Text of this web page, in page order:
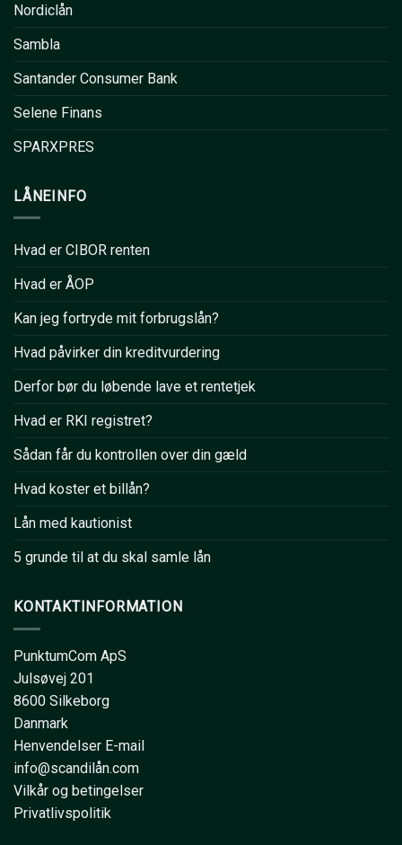
Nordiclån
Sambla
Santander Consumer Bank
Selene Finans
SPARXPRES
LÅNEINFO
Hvad er CIBOR renten
Hvad er ÅOP
Kan jeg fortryde mit forbrugslån?
Hvad påvirker din kreditvurdering
Derfor bør du løbende lave et rentetjek
Hvad er RKI registret?
Sådan får du kontrollen over din gæld
Hvad koster et billån?
Lån med kautionist
5 grunde til at du skal samle lån
KONTAKTINFORMATION
PunktumCom ApS
Julsøvej 201
8600 Silkeborg
Danmark
Henvendelser E-mail
info@scandilån.com
Vilkår og betingelser
Privatlivspolitik